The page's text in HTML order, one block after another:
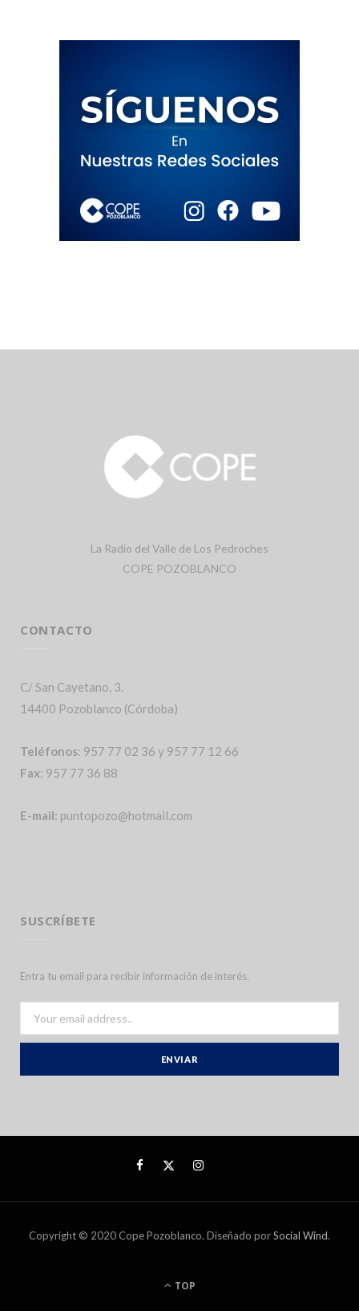
La Radio del Valle de Los Pedroches
COPE POZOBLANCO
CONTACTO
C/ San Cayetano, 3.
14400 Pozoblanco (Córdoba)
Teléfonos: 957 77 02 36 y 957 77 12 66
Fax: 957 77 36 88
E-mail: puntopozo@hotmail.com
SUSCRÍBETE
Entra tu email para recibir información de interés.
Copyright © 2020 Cope Pozoblanco. Diseñado porSocial Wind.
TOP